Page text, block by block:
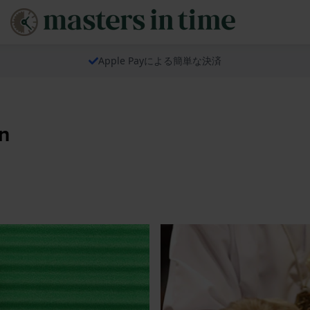
Apple Payによる簡単な決済